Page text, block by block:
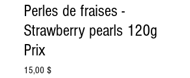
Perles de fraises -
Strawberry pearls 120g
Prix
15,00 $